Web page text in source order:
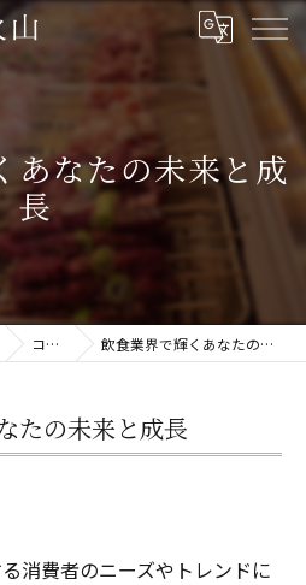
あなたの未来と成
長
コラム 飲食業界で輝くあなたの未来と成長
たの未来と成長
消費者のニーズやトレンドに